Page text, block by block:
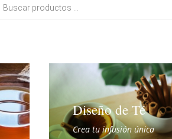
Diseño de Té
Crea tu infusión única